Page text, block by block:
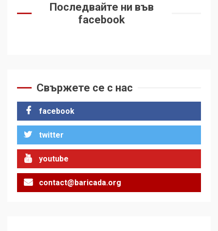
Последвайте ни във
facebook
Свържете се с нас
facebook
twitter
youtube
contact@baricada.org